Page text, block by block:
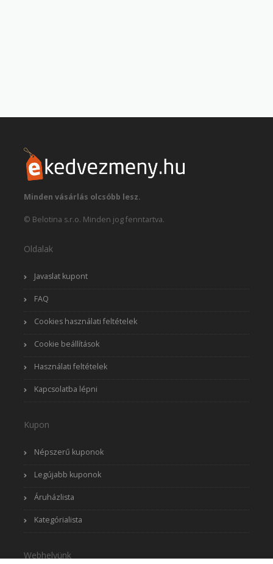
Minden vásárlás olcsóbb lesz.
© Belotina s.r.o. Minden jog fenntartva.
Oldalak
Javaslat kupont
FAQ
Cookies használati feltételek
Cookie beállítások
Használati feltételek
Kapcsolatba lépni
Kupon
Népszerű kuponok
Legújabb kuponok
Áruházlista
Kategórialista
Webhelyünk